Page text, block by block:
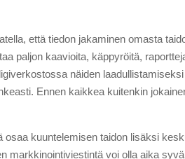
että tiedon jakaminen omasta
paljon kaavioita, käppyröitä,
näiden
Ennen kaikkea kuitenkin
kuuntelemisen taidon lisäksi
voi olla aika